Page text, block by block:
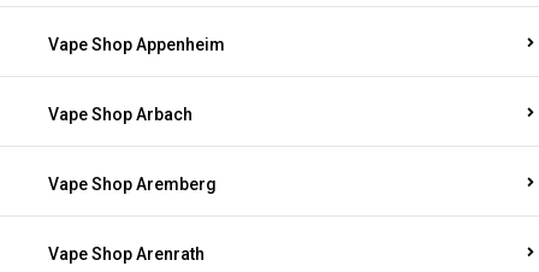
Vape Shop Appenheim
Vape Shop Arbach
Vape Shop Aremberg
Vape Shop Arenrath